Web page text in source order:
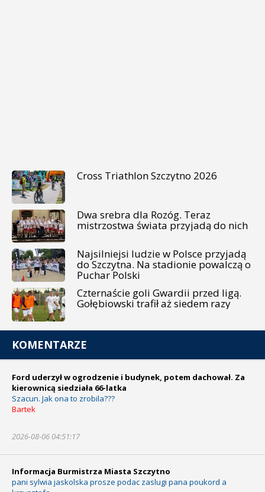
Cross Triathlon Szczytno 2026
Dwa srebra dla Rozóg. Teraz
mistrzostwa świata przyjadą do nich
Najsilniejsi ludzie w Polsce przyjadą
do Szczytna. Na stadionie powalczą o
Puchar Polski
Czternaście goli Gwardii przed ligą.
Gołębiowski trafił aż siedem razy
KOMENTARZE
Ford uderzył w ogrodzenie i budynek, potem dachował. Za
kierownicą siedziała 66-latka
Szacun. Jak ona to zrobila???
Bartek
2026-08-06 04:51:17
Informacja Burmistrza Miasta Szczytno
pani sylwia jaskolska prosze podac zaslugi pana poukord a